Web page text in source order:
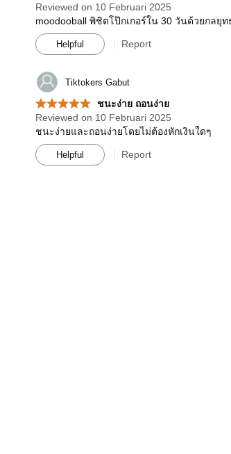
Reviewed on 10 Februari 2025
moodooball พิชิตโป๊กเกอร์ใน 30 วันด้วยกลยุ
Helpful Report
Tiktokers Gabut
ชนะง่าย ถอนง่าย
Reviewed on 10 Februari 2025
ชนะง่ายและถอนง่ายโดยไม่ต้องหักเงินใดๆ
Helpful Report